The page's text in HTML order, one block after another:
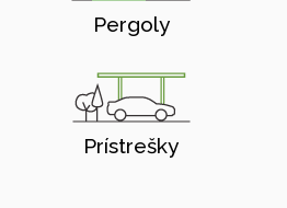
Pergoly
Prístrešky